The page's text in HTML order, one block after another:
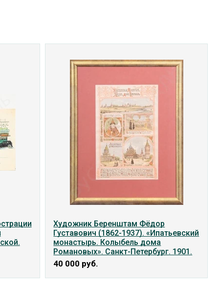
Художник Беренштам Фёдор
Густавович (1862-1937). «Ипатьевский
монастырь. Колыбель дома
Романовых». Санкт-Петербург. 1901.
40 000 руб.